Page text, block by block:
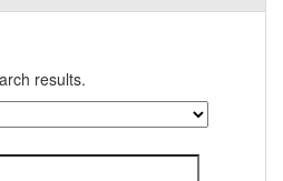
results.